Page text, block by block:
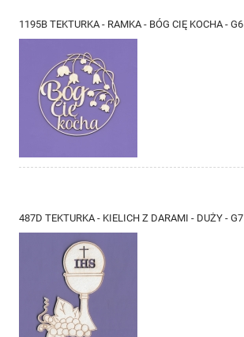
1195B TEKTURKA - RAMKA - BÓG CIĘ KOCHA - G6
487D TEKTURKA - KIELICH Z DARAMI - DUŻY - G7